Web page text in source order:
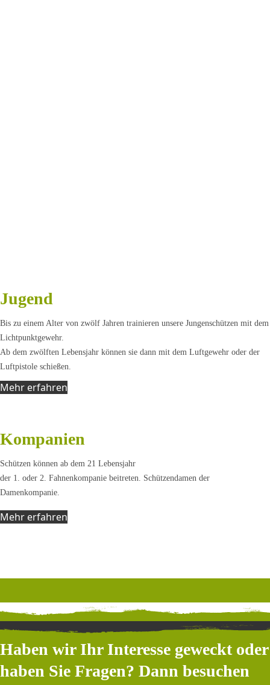
Jugend
Bis zu einem Alter von zwölf Jahren trainieren unsere Jungenschützen mit dem
Lichtpunktgewehr.
Ab dem zwölften Lebensjahr können sie dann mit dem Luftgewehr oder der
Luftpistole schießen.
Mehr erfahren
Kompanien
Schützen können ab dem 21 Lebensjahr
der 1. oder 2. Fahnenkompanie beitreten. Schützendamen der
Damenkompanie.
Mehr erfahren
Haben wir Ihr Interesse geweckt oder
haben Sie Fragen? Dann besuchen